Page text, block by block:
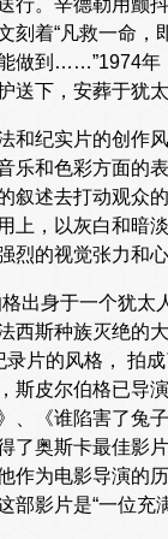
行。辛德勒用颤
刻着“凡救一命，
做到……”1974年
送下，安葬于犹
和纪实片的创作
乐和色彩方面的
叙述去打动观众
上，以灰白和暗
烈的视觉张力和心
出身于一个犹太
西斯种族灭绝的
片的风格， 拍
斯皮尔伯格已导
、《谁陷害了兔
了奥斯卡最佳影
作为电影导演的
部影片是“一位